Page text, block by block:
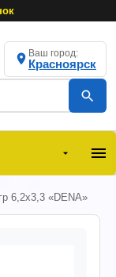
Ваш город:
Красноярск
6,2х3,3 «DENA»